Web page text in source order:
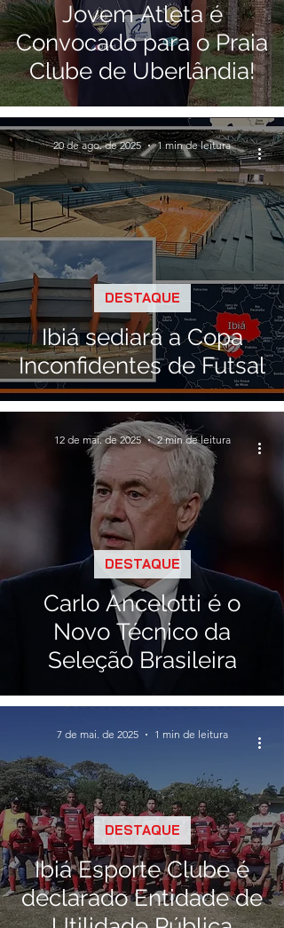
Jovem Atleta é
Convocado para o Praia
Clube de Uberlândia!
Ibiá sediará a Copa
Inconfidentes de Futsal
DESTAQUE
20 de ago. de 2025 1 min de leitura
Carlo Ancelotti é o
Novo Técnico da
Seleção Brasileira
DESTAQUE
12 de mai. de 2025 2 min de leitura
Ibiá Esporte Clube é
declarado Entidade de
DESTAQUE
7 de mai. de 2025 1 min de leitura